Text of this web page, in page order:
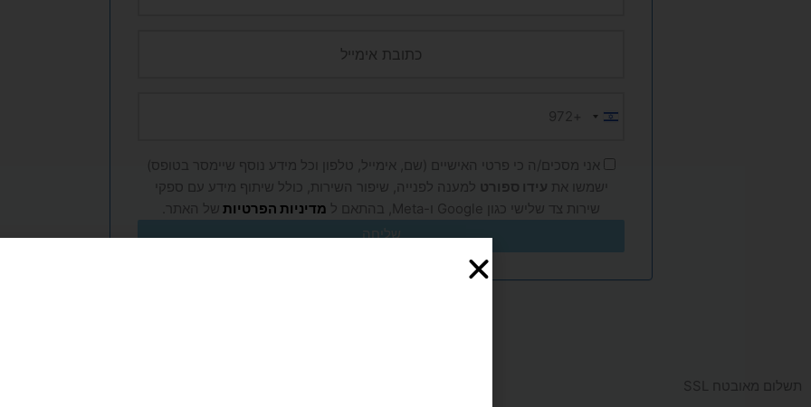
Israel
+972
אני מסכים/ה כי פרטי האישיים (שם, אימייל, טלפון וכל מידע נוסף שיימסר בטופס)
ישמשו את עידו ספורט למענה לפנייה, שיפור השירות, כולל שיתוף מידע עם ספקי
שירות צד שלישי כגון Google ו-Meta, בהתאם ל
מדיניות הפרטיות של האתר.
שליחה
תשלום מאובטח SSL